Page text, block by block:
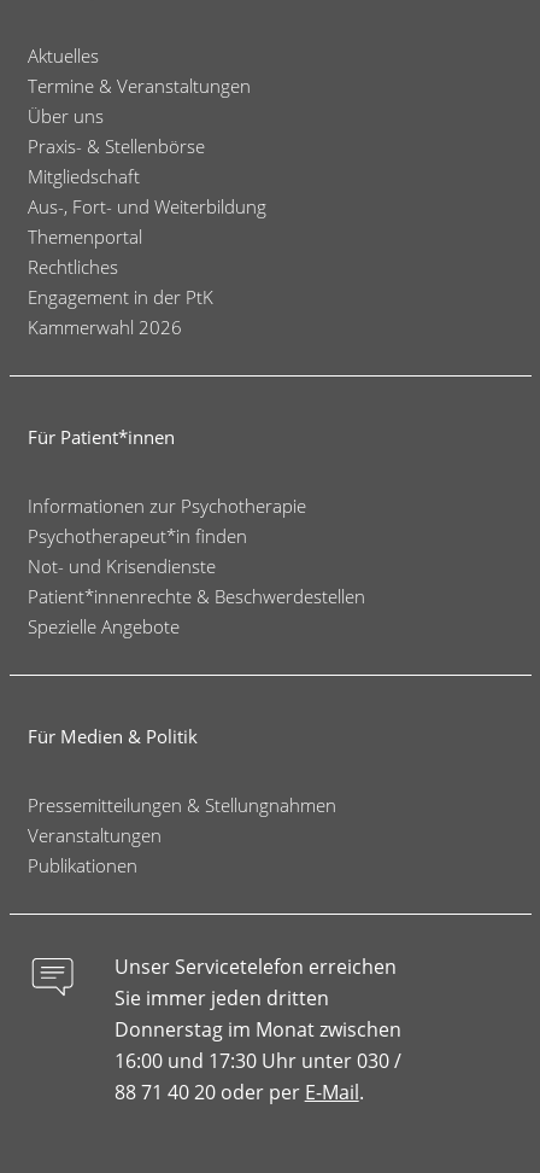
Aktuelles
Termine & Veranstaltungen
Über uns
Praxis- & Stellenbörse
Mitgliedschaft
Aus-, Fort- und Weiterbildung
Themenportal
Rechtliches
Engagement in der PtK
Kammerwahl 2026
Für Patient*innen
Informationen zur Psychotherapie
Psychotherapeut*in finden
Not- und Krisendienste
Patient*innenrechte & Beschwerdestellen
Spezielle Angebote
Für Medien & Politik
Pressemitteilungen & Stellungnahmen
Veranstaltungen
Publikationen
Unser Servicetelefon erreichen
Sie immer jeden dritten
Donnerstag im Monat zwischen
16:00 und 17:30 Uhr unter 030 /
88 71 40 20 oder per E-Mail.